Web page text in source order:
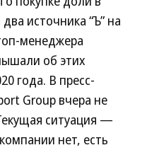
источника “Ъ” на
менеджера
об этих
года. В пресс-
Group вчера не
ситуация —
нет, есть